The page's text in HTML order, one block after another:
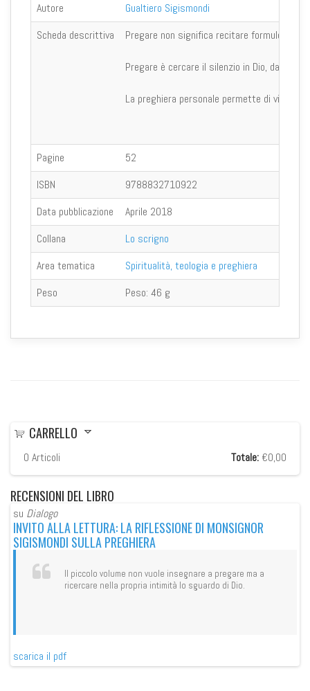
Autore
Gualtiero Sigismondi
Scheda descrittiva
Pregare non significa recitare formule ma
Pregare è cercare il silenzio in Dio, dando
La preghiera personale permette di vivere
Pagine
52
ISBN
9788832710922
Data pubblicazione
Aprile 2018
Collana
Lo scrigno
Area tematica
Spiritualità, teologia e preghiera
Peso
Peso: 46 g
CARRELLO
0 Articoli Totale: €0,00
RECENSIONI DEL LIBRO
su Dialogo
INVITO ALLA LETTURA: LA RIFLESSIONE DI MONSIGNOR
SIGISMONDI SULLA PREGHIERA
Il piccolo volume non vuole insegnare a pregare ma a
ricercare nella propria intimità lo sguardo di Dio.
scarica il pdf